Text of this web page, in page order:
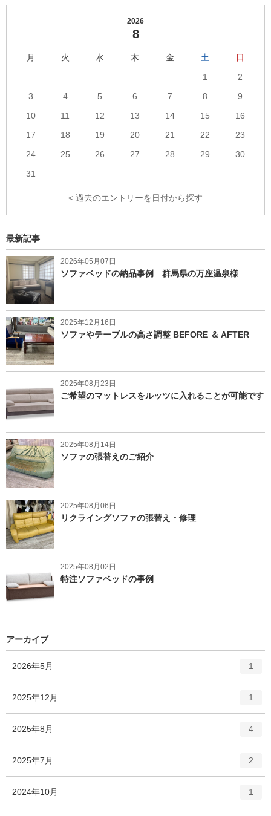
2026
8
月 火 水 木 金 土
日
1
2
3
4 5 6 7 8
9
10
11 12 13 14 15
16
17
18 19 20 21 22
23
24
25 26 27 28 29
30
31
< 過去のエントリーを日付から探す
最新記事
2026年05月07日
ソファベッドの納品事例 群馬県の万座温泉様
2025年12月16日
ソファやテーブルの高さ調整 BEFORE ＆ AFTER
2025年08月23日
ご希望のマットレスをルッツに入れることが可能です
2025年08月14日
ソファの張替えのご紹介
2025年08月06日
リクライングソファの張替え・修理
2025年08月02日
特注ソファベッドの事例
アーカイブ
2026年5月
リ
ー
1
2025年12月
ー
1
2025年8月
ー
数
4
2025年7月
リ
ー
2
2024年10月 1